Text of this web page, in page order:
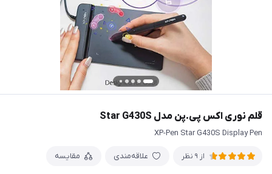
قلم نوری اکس پی.پن مدل Star G430S
XP-Pen Star G430S Display Pen
از 9 نظر علاقه‌مندی مقایسه